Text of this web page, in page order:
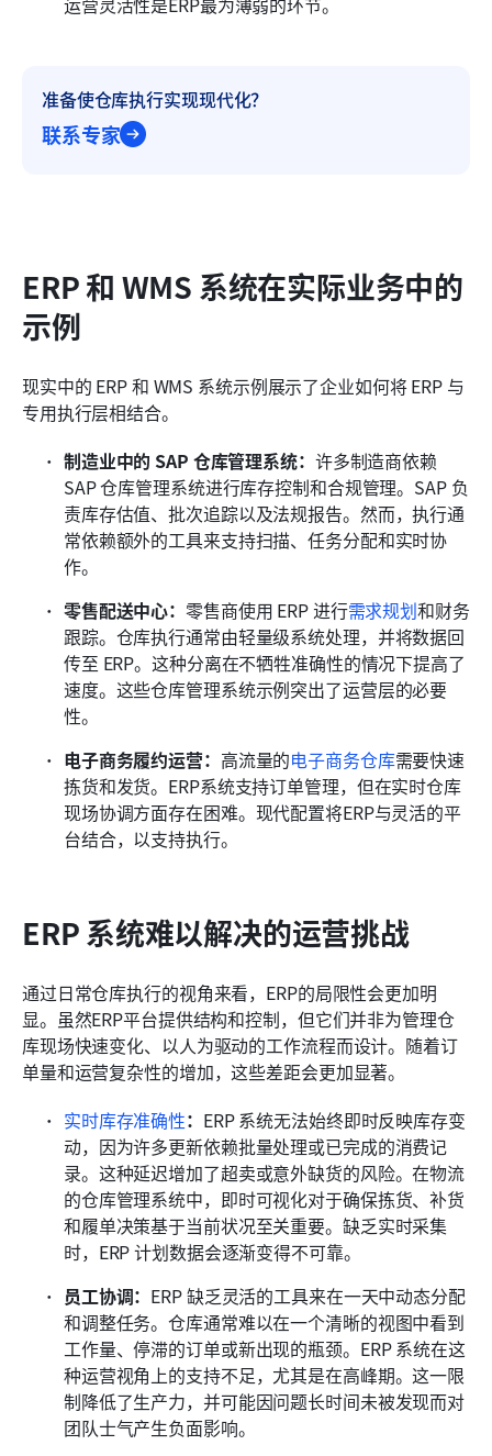
准备使仓库执行实现现代化？
联系专家
ERP 和 WMS 系统在实际业务中的
示例
现实中的 ERP 和 WMS 系统示例展示了企业如何将 ERP 与
专用执行层相结合。
制造业中的 SAP 仓库管理系统： 许多制造商依赖
SAP 仓库管理系统进行库存控制和合规管理。SAP 负
责库存估值、批次追踪以及法规报告。然而，执行通
常依赖额外的工具来支持扫描、任务分配和实时协
作。
零售配送中心：零售商使用 ERP 进行需求规划和财务
跟踪。仓库执行通常由轻量级系统处理，并将数据回
传至 ERP。这种分离在不牺牲准确性的情况下提高了
速度。这些仓库管理系统示例突出了运营层的必要
性。
电子商务履约运营： 高流量的电子商务仓库需要快速
拣货和发货。ERP系统支持订单管理，但在实时仓库
现场协调方面存在困难。现代配置将ERP与灵活的平
台结合，以支持执行。
ERP 系统难以解决的运营挑战
通过日常仓库执行的视角来看，ERP的局限性会更加明
显。虽然ERP平台提供结构和控制，但它们并非为管理仓
库现场快速变化、以人为驱动的工作流程而设计。随着订
单量和运营复杂性的增加，这些差距会更加显著。
实时库存准确性： ERP 系统无法始终即时反映库存变
动，因为许多更新依赖批量处理或已完成的消费记
录。这种延迟增加了超卖或意外缺货的风险。在物流
的仓库管理系统中，即时可视化对于确保拣货、补货
和履单决策基于当前状况至关重要。缺乏实时采集
时，ERP 计划数据会逐渐变得不可靠。
员工协调： ERP 缺乏灵活的工具来在一天中动态分配
和调整任务。仓库通常难以在一个清晰的视图中看到
工作量、停滞的订单或新出现的瓶颈。ERP 系统在这
种运营视角上的支持不足，尤其是在高峰期。这一限
制降低了生产力，并可能因问题长时间未被发现而对
团队士气产生负面影响。